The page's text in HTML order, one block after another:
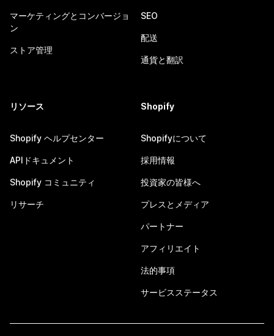
マーケティングとコンバージョ
ン
ストア管理
SEO
配送
通貨と翻訳
リソース
Shopify ヘルプセンター
APIドキュメント
Shopify コミュニティ
リサーチ
Shopify
Shopifyについて
採用情報
投資家の皆様へ
プレスとメディア
パートナー
アフィリエイト
法的事項
サービスステータス